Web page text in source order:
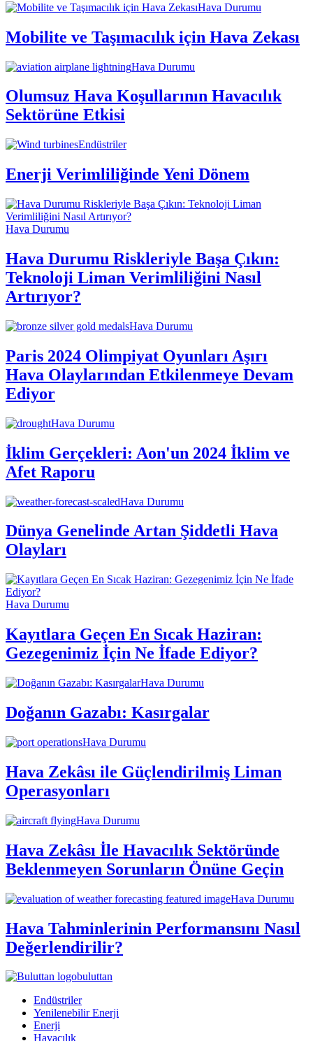
Hava Durumu
Mobilite ve Taşımacılık için Hava Zekası
Hava Durumu
Olumsuz Hava Koşullarının Havacılık
Sektörüne Etkisi
Endüstriler
Enerji Verimliliğinde Yeni Dönem
Hava Durumu
Hava Durumu Riskleriyle Başa Çıkın:
Teknoloji Liman Verimliliğini Nasıl
Artırıyor?
Hava Durumu
Paris 2024 Olimpiyat Oyunları Aşırı
Hava Olaylarından Etkilenmeye Devam
Ediyor
Hava Durumu
İklim Gerçekleri: Aon'un 2024 İklim ve
Afet Raporu
Hava Durumu
Dünya Genelinde Artan Şiddetli Hava
Olayları
Hava Durumu
Kayıtlara Geçen En Sıcak Haziran:
Gezegenimiz İçin Ne İfade Ediyor?
Hava Durumu
Doğanın Gazabı: Kasırgalar
Hava Durumu
Hava Zekâsı ile Güçlendirilmiş Liman
Operasyonları
Hava Durumu
Hava Zekâsı İle Havacılık Sektöründe
Beklenmeyen Sorunların Önüne Geçin
Hava Durumu
Hava Tahminlerinin Performansını Nasıl
Değerlendirilir?
buluttan
Endüstriler
Yenilenebilir Enerji
Enerji
Havacılık